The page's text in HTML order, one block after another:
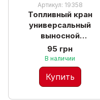
Артикул: 19358
Топливный кран
универсальный
выносной
мотоциклетный
95 грн
В наличии
Купить